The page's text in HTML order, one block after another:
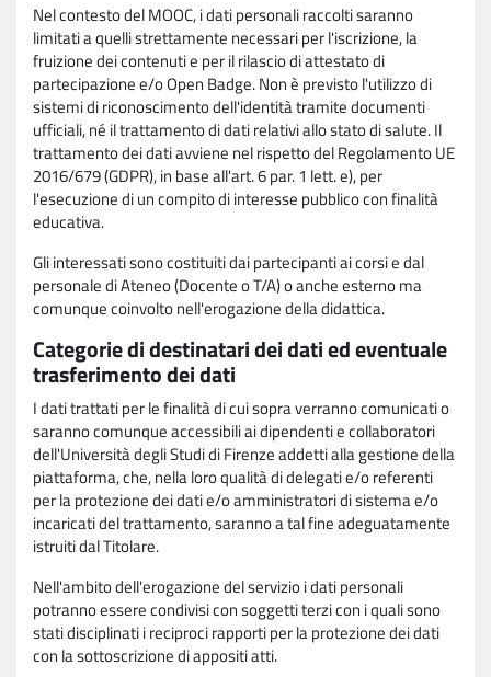
Nel contesto del MOOC, i dati personali raccolti saranno
limitati a quelli strettamente necessari per l'iscrizione, la
fruizione dei contenuti e per il rilascio di attestato di
partecipazione e/o Open Badge. Non è previsto l'utilizzo di
sistemi di riconoscimento dell'identità tramite documenti
ufficiali, né il trattamento di dati relativi allo stato di salute. Il
trattamento dei dati avviene nel rispetto del Regolamento UE
2016/679 (GDPR), in base all'art. 6 par. 1 lett. e), per
l'esecuzione di un compito di interesse pubblico con finalità
educativa.
Gli interessati sono costituiti dai partecipanti ai corsi e dal
personale di Ateneo (Docente o T/A) o anche esterno ma
comunque coinvolto nell'erogazione della didattica.
Categorie di destinatari dei dati ed eventuale
trasferimento dei dati
I dati trattati per le finalità di cui sopra verranno comunicati o
saranno comunque accessibili ai dipendenti e collaboratori
dell'Università degli Studi di Firenze addetti alla gestione della
piattaforma, che, nella loro qualità di delegati e/o referenti
per la protezione dei dati e/o amministratori di sistema e/o
incaricati del trattamento, saranno a tal fine adeguatamente
istruiti dal Titolare.
Nell'ambito dell'erogazione del servizio i dati personali
potranno essere condivisi con soggetti terzi con i quali sono
stati disciplinati i reciproci rapporti per la protezione dei dati
con la sottoscrizione di appositi atti.